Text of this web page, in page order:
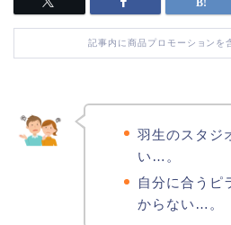
記事内に商品プロモーションを
羽生のスタジ
い…。
自分に合うピ
からない…。